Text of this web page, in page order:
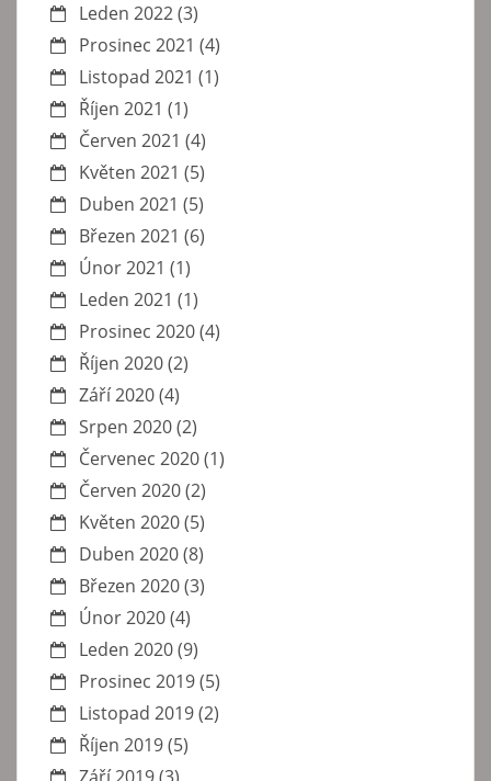
Leden 2022(3)
Prosinec 2021 (4)
Listopad 2021 (1)
Říjen 2021 (1)
Červen 2021 (4)
Květen 2021 (5)
Duben 2021 (5)
Březen 2021 (6)
Únor 2021 (1)
Leden 2021 (1)
Prosinec 2020(4)
Říjen 2020(2)
Září 2020(4)
Srpen 2020(2)
Červenec 2020(1)
Červen 2020(2)
Květen 2020(5)
Duben 2020(8)
Březen 2020(3)
Únor 2020(4)
Leden 2020(9)
Prosinec 2019(5)
Listopad 2019(2)
Říjen 2019(5)